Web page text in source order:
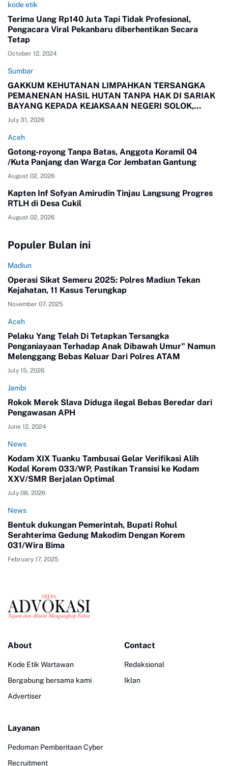
kode etik
Terima Uang Rp140 Juta Tapi Tidak Profesional,
Pengacara Viral Pekanbaru diberhentikan Secara
Tetap
October 12, 2024
Sumbar
GAKKUM KEHUTANAN LIMPAHKAN TERSANGKA
PEMANENAN HASIL HUTAN TANPA HAK DI SARIAK
BAYANG KEPADA KEJAKSAAN NEGERI SOLOK,
SUMBAR
July 31, 2026
Aceh
Gotong-royong Tanpa Batas, Anggota Koramil 04
/Kuta Panjang dan Warga Cor Jembatan Gantung
August 02, 2026
Kapten Inf Sofyan Amirudin Tinjau Langsung Progres
RTLH di Desa Cukil
August 02, 2026
Populer Bulan ini
Madiun
Operasi Sikat Semeru 2025: Polres Madiun Tekan
Kejahatan, 11 Kasus Terungkap
November 07, 2025
Aceh
Pelaku Yang Telah Di Tetapkan Tersangka
Penganiayaan Terhadap Anak Dibawah Umur" Namun
Melenggang Bebas Keluar Dari Polres ATAM
July 15, 2026
Jambi
Rokok Merek Slava Diduga ilegal Bebas Beredar dari
Pengawasan APH
June 12, 2024
News
Kodam XIX Tuanku Tambusai Gelar Verifikasi Alih
Kodal Korem 033/WP, Pastikan Transisi ke Kodam
XXV/SMR Berjalan Optimal
July 08, 2026
News
Bentuk dukungan Pemerintah, Bupati Rohul
Serahterima Gedung Makodim Dengan Korem
031/Wira Bima
February 17, 2025
About
Kode Etik Wartawan
Bergabung bersama kami
Advertiser
Contact
Redaksional
Iklan
Layanan
Pedoman Pemberitaan Cyber
Recruitment